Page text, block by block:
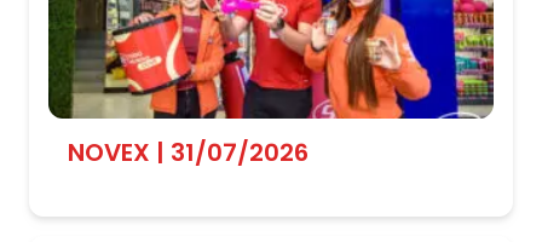
NOVEX | 31/07/2026